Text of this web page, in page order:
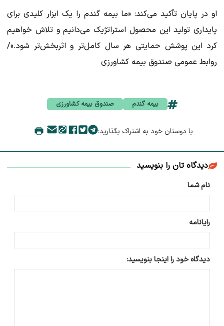
او در پایان تأکید می‌کند: «ما بیمه گندم را یک ابزار کلیدی برای
پایداری تولید این محصول استراتژیک می‌دانیم و تلاش خواهیم
کرد این پوشش حمایتی هر سال کامل‌تر و اثربخش‌تر شود.»/
روابط عمومی صندوق بیمه کشاورزی
بیمه گندم صندوق بیمه کشاورزی
با دوستان خود به اشتراک بگذارید:
دیدگاه تان را بنویسید
نام شما
رایانامه
دیدگاه خود را اینجا بنویسید: